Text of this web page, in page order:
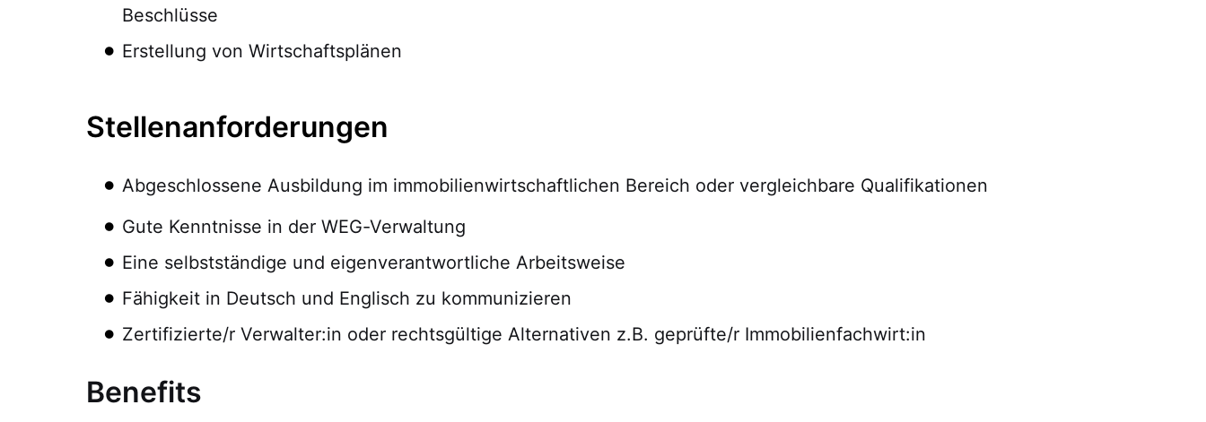
Beschlüsse
Erstellung von Wirtschaftsplänen
Stellenanforderungen
Abgeschlossene Ausbildung im immobilienwirtschaftlichen Bereich oder vergleichbare Qualifikationen
Gute Kenntnisse in der WEG-Verwaltung
Eine selbstständige und eigenverantwortliche Arbeitsweise
Fähigkeit in Deutsch und Englisch zu kommunizieren
Zertifizierte/r Verwalter:in oder rechtsgültige Alternativen z.B. geprüfte/r Immobilienfachwirt:in
Benefits